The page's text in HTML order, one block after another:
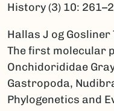
History (3) 10:
Hallas J og
The first molecular
Onchidorididae
Gastropoda,
Phylogenetics and